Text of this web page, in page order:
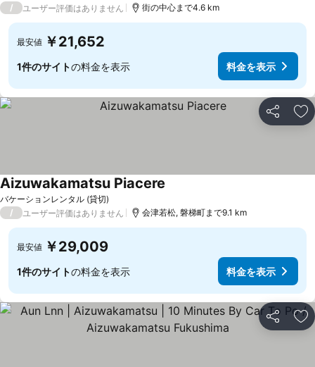
/ ユーザー評価はありません 街の中心まで4.6 km
最安値 ￥21,652
1件のサイトの料金を表示 料金を表示
シェア お
バケーションレンタル (貸切)
Aizuwakamatsu Piacere
/ ユーザー評価はありません 会津若松, 磐梯町まで9.1 km
最安値 ￥29,009
1件のサイトの料金を表示 料金を表示
シェア お